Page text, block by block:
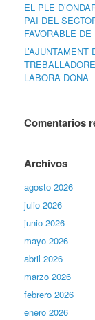
EL PLE
PAI DEL
FAVORABLE
LABORA DONA
Comentarios
Archivos
agosto 2026
julio 2026
junio 2026
mayo 2026
abril 2026
marzo 2026
febrero 2026
enero 2026